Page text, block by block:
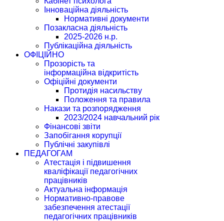
Інноваційна діяльність
Нормативні документи
Позакласна діяльність
2025-2026 н.р.
Публікаційна діяльність
ОФІЦІЙНО
Прозорість та
інформаційна відкритість
Офіційні документи
Протидія насильству
Положення та правила
Накази та розпорядження
2023/2024 навчальний рік
Фінансові звіти
Запобігання корупції
Публічні закупівлі
ПЕДАГОГАМ
Атестація і підвишення
кваліфікації педагогічних
працівників
Актуальна інформація
Нормативно-правове
забезпечення атестації
педагогічних працівників